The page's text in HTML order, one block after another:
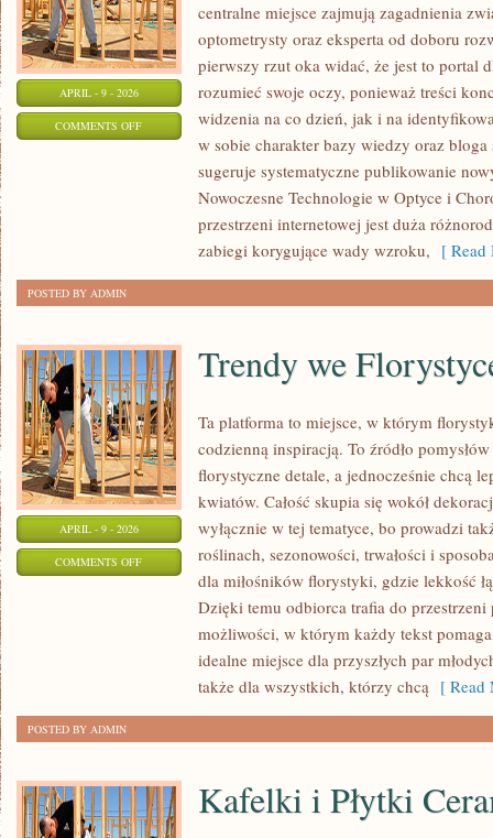
APRIL - 9 - 2026
COMMENTS OFFON
centralne miejsce zajmują zagadnienia
optometrysty oraz eksperta od doboru
pierwszy rzut oka widać, że jest to portal
rozumieć swoje oczy, ponieważ treści
widzenia na co dzień, jak i na
w sobie charakter bazy wiedzy oraz bloga
sugeruje systematyczne publikowanie
Nowoczesne Technologie w Optyce i
przestrzeni internetowej jest duża
zabiegi korygujące wady wzroku, [ Read
POSTED BY ADMIN
APRIL - 9 - 2026
COMMENTS OFFON
FLORYSTYCE
Trendy we
Ta platforma to miejsce, w którym
codzienną inspiracją. To źródło
florystyczne detale, a jednocześnie chcą
kwiatów. Całość skupia się wokół
wyłącznie w tej tematyce, bo prowadzi
roślinach, sezonowości, trwałości i
dla miłośników florystyki, gdzie lekkość
Dzięki temu odbiorca trafia do przestrzeni
możliwości, w którym każdy tekst
idealne miejsce dla przyszłych par
także dla wszystkich, którzy chcą [ Read
POSTED BY ADMIN
Kafelki i Płytki